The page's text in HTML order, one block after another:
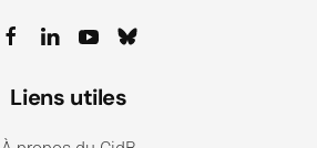
Liens utiles